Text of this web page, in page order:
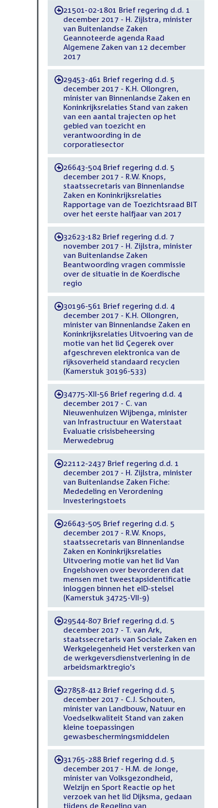
-21501-02-1801 Brief regering d.d. 1
december 2017 - H. Zijlstra, minister
van Buitenlandse Zaken
Geannoteerde agenda Raad
Algemene Zaken van 12 december
2017
-29453-461 Brief regering d.d. 5
december 2017 - K.H. Ollongren,
minister van Binnenlandse Zaken en
Koninkrijksrelaties Stand van zaken
van een aantal trajecten op het
gebied van toezicht en
verantwoording in de
corporatiesector
-26643-504 Brief regering d.d. 5
december 2017 - R.W. Knops,
staatssecretaris van Binnenlandse
Zaken en Koninkrijksrelaties
Rapportage van de Toezichtsraad BIT
over het eerste halfjaar van 2017
-32623-182 Brief regering d.d. 7
november 2017 - H. Zijlstra, minister
van Buitenlandse Zaken
Beantwoording vragen commissie
over de situatie in de Koerdische
regio
-30196-561 Brief regering d.d. 4
december 2017 - K.H. Ollongren,
minister van Binnenlandse Zaken en
Koninkrijksrelaties Uitvoering van de
motie van het lid Çegerek over
afgeschreven elektronica van de
rijksoverheid standaard recyclen
(Kamerstuk 30196-533)
-34775-XII-56 Brief regering d.d. 4
december 2017 - C. van
Nieuwenhuizen Wijbenga, minister
van Infrastructuur en Waterstaat
Evaluatie crisisbeheersing
Merwedebrug
-22112-2437 Brief regering d.d. 1
december 2017 - H. Zijlstra, minister
van Buitenlandse Zaken Fiche:
Mededeling en Verordening
Investeringstoets
-26643-505 Brief regering d.d. 5
december 2017 - R.W. Knops,
staatssecretaris van Binnenlandse
Zaken en Koninkrijksrelaties
Uitvoering motie van het lid Van
Engelshoven over bevorderen dat
mensen met tweestapsidentificatie
inloggen binnen het eID-stelsel
(Kamerstuk 34725-VII-9)
-29544-807 Brief regering d.d. 5
december 2017 - T. van Ark,
staatssecretaris van Sociale Zaken en
Werkgelegenheid Het versterken van
de werkgeversdienstverlening in de
arbeidsmarktregio's
-27858-412 Brief regering d.d. 5
december 2017 - C.J. Schouten,
minister van Landbouw, Natuur en
Voedselkwaliteit Stand van zaken
kleine toepassingen
gewasbeschermingsmiddelen
-31765-288 Brief regering d.d. 5
december 2017 - H.M. de Jonge,
minister van Volksgezondheid,
Welzijn en Sport Reactie op het
verzoek van het lid Dijksma, gedaan
tijdens de Regeling van